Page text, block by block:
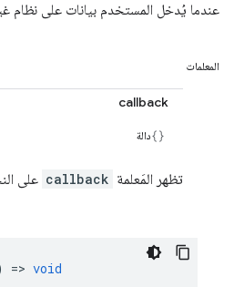
عندما يُدخل المستخدم بيانات على نظام
المعلمات
callback
دالة
تظهر المَعلمة callback على
=> void